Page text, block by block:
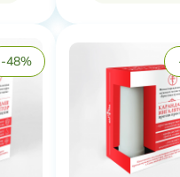
-48%